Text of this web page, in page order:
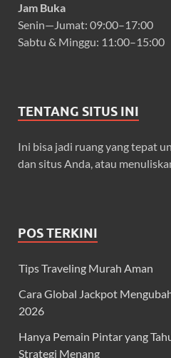
Jam Buka
Senin—Jumat: 09:00–17:00
Sabtu & Minggu: 11:00–15:00
TENTANG SITUS INI
Ini bisa jadi ruang yang tepat
dan situs Anda, atau
POS TERKINI
Tips Traveling Murah Aman
Cara Global Jackpot
2026
Hanya Pemain Pintar yang
Strategi Menang